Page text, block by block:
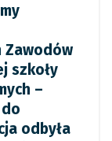
Zawodów
szkoły
–
odbyła